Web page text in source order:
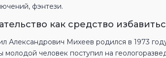
фэнтези.
как средство
Александрович Михеев родился в 1973
молодой человек поступил на